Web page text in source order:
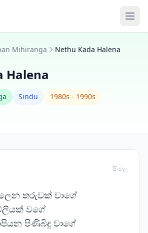
Mihiranga Nethu Kada Halena
Halena
Sindu
1980s - 1990s
සිංහල
තරුවක් වාගේ
වගේ
පිණිබිදු වාගේ